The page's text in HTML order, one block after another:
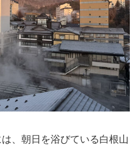
、朝日を浴びている白根山